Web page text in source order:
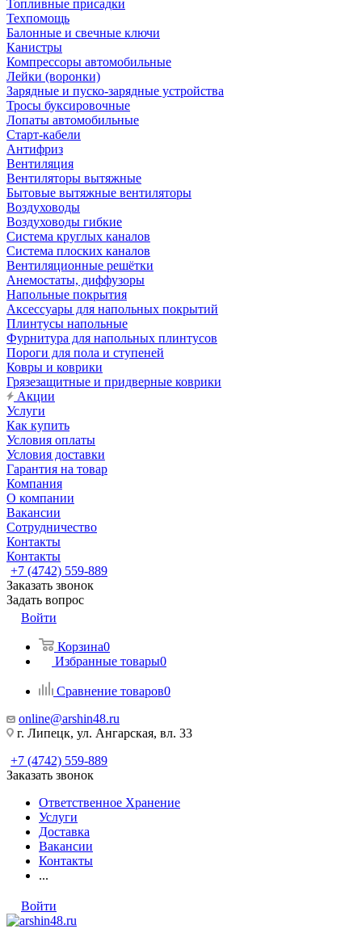
Топливные присадки
Техпомощь
Балонные и свечные ключи
Канистры
Компрессоры автомобильные
Лейки (воронки)
Зарядные и пуско-зарядные устройства
Тросы буксировочные
Лопаты автомобильные
Старт-кабели
Антифриз
Вентиляция
Вентиляторы вытяжные
Бытовые вытяжные вентиляторы
Воздуховоды
Воздуховоды гибкие
Система круглых каналов
Система плоских каналов
Вентиляционные решётки
Анемостаты, диффузоры
Напольные покрытия
Аксессуары для напольных покрытий
Плинтусы напольные
Фурнитура для напольных плинтусов
Пороги для пола и ступеней
Ковры и коврики
Грязезащитные и придверные коврики
Акции
Услуги
Как купить
Условия оплаты
Условия доставки
Гарантия на товар
Компания
О компании
Вакансии
Сотрудничество
Контакты
Контакты
+7 (4742) 559-889
Заказать звонок
Задать вопрос
Войти
Корзина0
Избранные товары0
Сравнение товаров0
online@arshin48.ru
г. Липецк, ул. Ангарская, вл. 33
+7 (4742) 559-889
Заказать звонок
Ответственное Хранение
Услуги
Доставка
Вакансии
Контакты
...
Войти